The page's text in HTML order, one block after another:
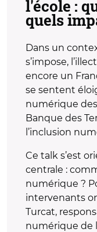
l'école :
quels
Dans un
s’impose,
encore un
se sentent
numérique
Banque des
l’inclusion
Ce talk s’est
centrale :
numérique ?
intervenants
Turcat,
numérique de